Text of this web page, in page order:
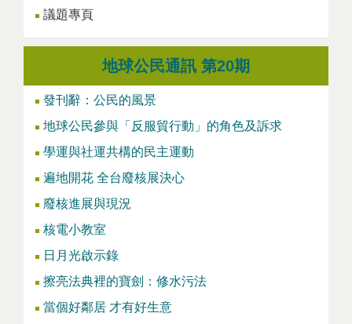
議題專頁
地球公民通訊 第20期
發刊辭：公民的風景
地球公民參與「反服貿行動」的角色及訴求
學運與社運共構的民主運動
遍地開花 全台廢核展決心
廢核進展與現況
核電小教室
日月光啟示錄
擦亮法典裡的寶劍：修水污法
當個好鄰居 才有好生意